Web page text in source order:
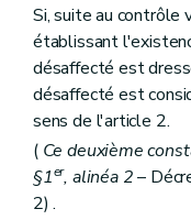
Si, suite au contrôle
établissant
désaffecté est
désaffecté est
sens de l'article 2.
( Ce deuxième
§1er, alinéa 2–
2) .